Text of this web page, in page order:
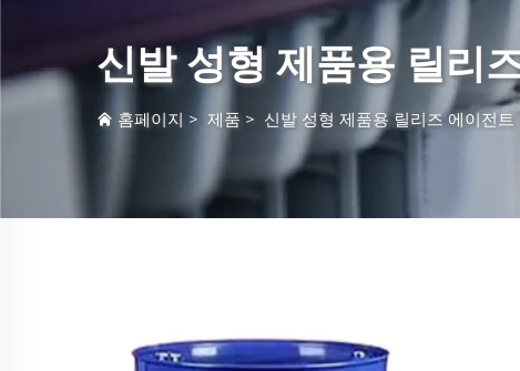
신발 성형 제품용 릴리
홈페이지 > 제품 > 신발 성형 제품용 릴리즈 에이전트